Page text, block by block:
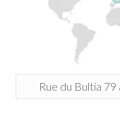
Rue du Bultia